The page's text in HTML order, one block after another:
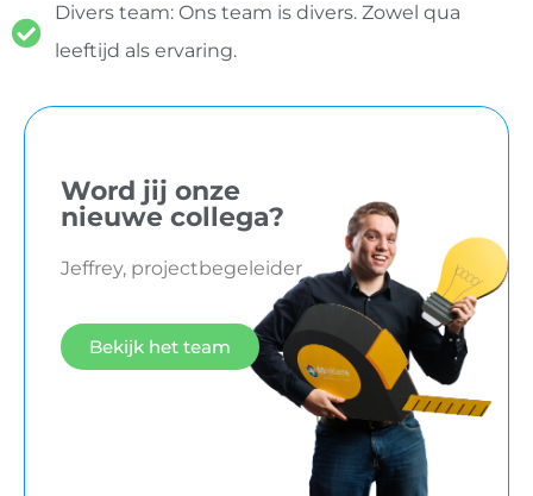
Divers team: Ons team is divers. Zowel qua
leeftijd als ervaring.
Word jij onze
nieuwe collega?
Jeffrey, projectbegeleider
Bekijk het team